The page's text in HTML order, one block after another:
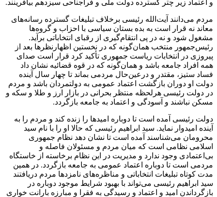
و اعتماد زیر چتر گسترده دولت ملی و فراجناحی سیزدهم بیافرینند.
مردم می‌دانند آیت‌الله رئیسی برخلاف تبلیغات گسترده رسانه‌های
معاند نه قرار است به بده بستان سیاسی با احزاب و گروه‌ها
مشغول شود و نه در پی انتقام‌گیری از رقبای انتخاباتی برآید.
رئیس‌جمهور منتخب همان‌گونه که در نخستین اظهارنظرها بعد از
پیروزی در انتخابات ریاست جمهوری تأکید کرد قرار است صدای
همه افراد جامعه باشد و همان‌گونه که در قوه قضائیه نشان داد
فساد ستیز، مقتدر و درعین‌حال مردمی بماند تا چهار سال آینده
دولت او دوران بازگشت اعتماد عمومی به دولتمردان باشد و مردم
در دولت رئیسی هرلحظه منتظر بحرانی در بازار ارز و طلا و سکه و
مسکن نباشند و آسودگی و اعتماد به جامعه بازگردد.
دولت رئیسی آمده است تا دوباره امیدها را زنده کند و مردم را به
آینده امیدوار نماید. سید ابراهیم رئیسی که حالا او را با نام سید
محرومان می‌شناسند آمده است تا نشان دهد نظام جمهوری
اسلامی نظامی است که میان مردم و مسئولان فاصله و
بی‌اعتمادی وجود ندارد و مدیریت در این نظام برخاسته از خاستگاه
مردمی است تا دوباره اعتماد عمومی به جامعه بازگردد. در همین
مدت کوتاه تبلیغات انتخاباتی و مناظره‌های نامزدها مردم دریافتند
سید ابراهیم رئیسی می‌تواند با بهبود شرایط موجود دوباره در
بازگرداندن امید و اعتماد و رسیدگی به فقرا و مبارزه بارانت خواری